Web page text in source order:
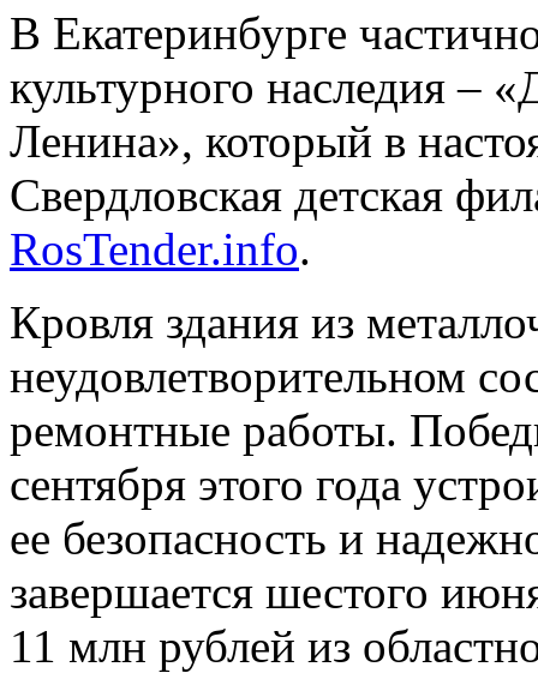
В Екатеринбурге
культурного наследия –
Ленина», который в
Свердловская детская
RosTender.info.
Кровля здания из
неудовлетворительном
ремонтные работы.
сентября этого года
ее безопасность и
завершается шестого
11 млн рублей из